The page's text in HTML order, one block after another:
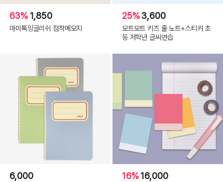
63% 1,850
마미톡잉글리쉬 점착메모지
25%3,600
모트모트 키즈 줄 노트+스티커 초
등 저학년 글씨연습
6,000 16%16,000